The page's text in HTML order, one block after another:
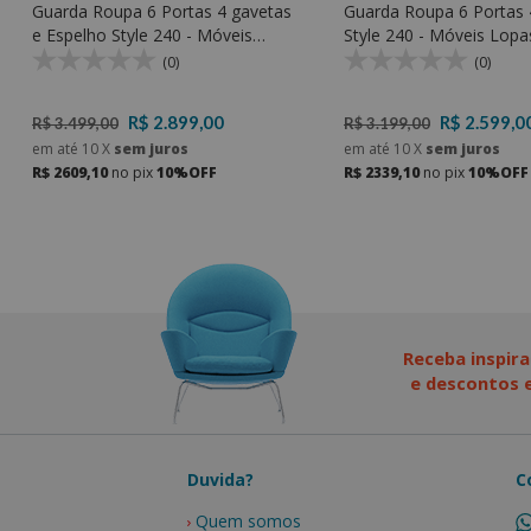
Guarda Roupa 6 Portas 4 gavetas
e Espelho Style 240 - Móveis
(0)
R$ 3.499,00 R$ 2.899,00
em até 10X sem juros
R$ 2609,10no pix10%OFF
Guarda Roupa 6 Portas
Style 240 - Móveis
(0)
R$ 3.199,00 R$
em até 10X sem juros
R$ 2339,10no pix10%OFF
Receba
e descontos
Duvida?
Quem somos